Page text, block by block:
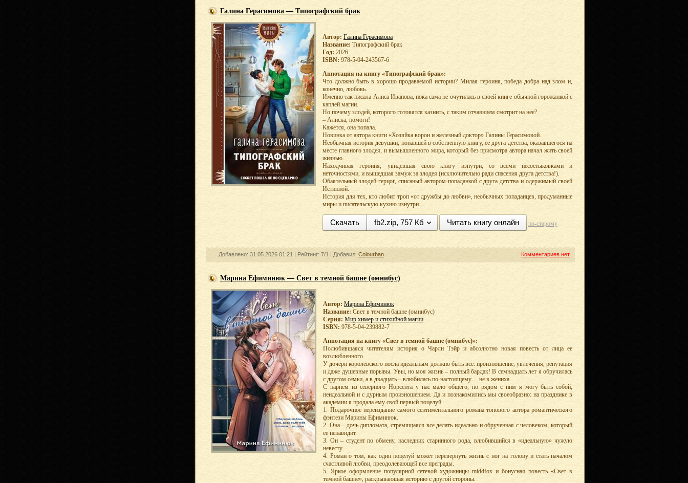
Галина Герасимова — Типографский брак
Автор: Галина Герасимова
Название: Типографский брак
Год: 2026
ISBN: 978-5-04-243567-6
Аннотация на книгу «Типографский брак»:
Что должно быть в хорошо продаваемой истории? Милая героиня, победа добра над злом и,
конечно, любовь.
Именно так писала Алиса Иванова, пока сама не очутилась в своей книге обычной горожанкой с
каплей магии.
Но почему злодей, которого готовятся казнить, с таким отчаянием смотрит на нее?
– Алиска, помоги!
Кажется, она попала.
Новинка от автора книги «Хозяйка ворон и железный доктор» Галины Герасимовой.
Необычная история девушки, попавшей в собственную книгу, ее друга детства, оказавшегося на
месте главного злодея, и вымышленного мира, который без присмотра автора начал жить своей
жизнью.
Находчивая героиня, увидевшая свою книгу изнутри, со всеми несостыковками и
неточностями, и вышедшая замуж за злодея (исключительно ради спасения друга детства!).
Обаятельный злодей-герцог, списаный автором-попаданкой с друга детства и одержимый своей
Истинной.
История для тех, кто любит троп «от дружбы до любви», необычных попаданцев, продуманные
миры и писательскую кухню изнутри.
Скачать fb2.zip, 757 Кб Читать книгу онлайн по-старому
Добавлено: 31.05.2026 01:21 | Рейтинг: 7/1 | Добавил: Colourban Комментариев нет
Марина Ефиминюк — Свет в темной башне (омнибус)
Автор: Марина Ефиминюк
Название: Свет в темной башне (омнибус)
Серия: Мир химер и стихийной магии
ISBN: 978-5-04-239882-7
Аннотация на книгу «Свет в темной башне (омнибус)»:
Полюбившаяся читателям история о Чарли Тэйр и абсолютно новая повесть от лица ее
возлюбленного.
У дочери королевского посла идеальным должно быть все: произношение, увлечения, репутация
и даже душевные порывы. Увы, но моя жизнь – полный бардак! В семнадцать лет я обручилась
с другом семьи, а в двадцать – влюбилась по-настоящему… не в жениха.
С парнем из северного Норсента у нас мало общего, но рядом с ним я могу быть собой,
неидеальной и с дурным произношением. Да и познакомились мы своеобразно: на празднике в
академии я продала ему свой первый поцелуй.
1. Подарочное переиздание самого сентиментального романа топового автора романтического
фэнтези Марины Ефиминюк.
2. Она – дочь дипломата, стремящаяся все делать идеально и обрученная с человеком, который
ее ненавидит.
3. Он – студент по обмену, наследник старинного рода, влюбившийся в «идеальную» чужую
невесту.
4. Роман о том, как один поцелуй может перевернуть жизнь с ног на голову и стать началом
счастливой любви, преодолевающей все преграды.
5. Яркое оформление популярной сетевой художницы middfox и бонусная повесть «Свет в
темной башне», раскрывающая историю с другой стороны.